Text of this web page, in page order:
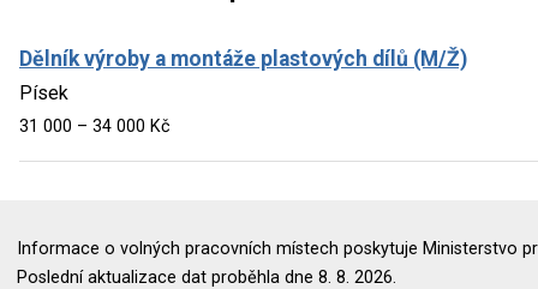
Dělník výroby a montáže plastových dílů (M/Ž)
Písek
31 000 – 34 000 Kč
Informace o volných pracovních místech poskytuje Ministerstvo
Poslední aktualizace dat proběhla dne 8. 8. 2026.